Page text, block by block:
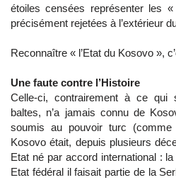
étoiles censées représenter les
précisément rejetées à l’extérieur
Reconnaître « l’Etat du Kosovo »,
Une faute contre l’Histoire
Celle-ci, contrairement à ce qui
baltes, n’a jamais connu de
soumis au pouvoir turc
Kosovo était, depuis plusieurs
Etat né par accord international :
Etat fédéral il faisait partie de la